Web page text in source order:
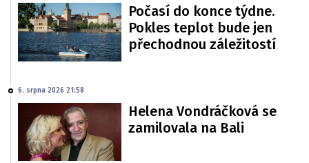
Počasí do konce týdne.
Pokles teplot bude jen
přechodnou záležitostí
6. srpna 2026 21:58
Helena Vondráčková se
zamilovala na Bali